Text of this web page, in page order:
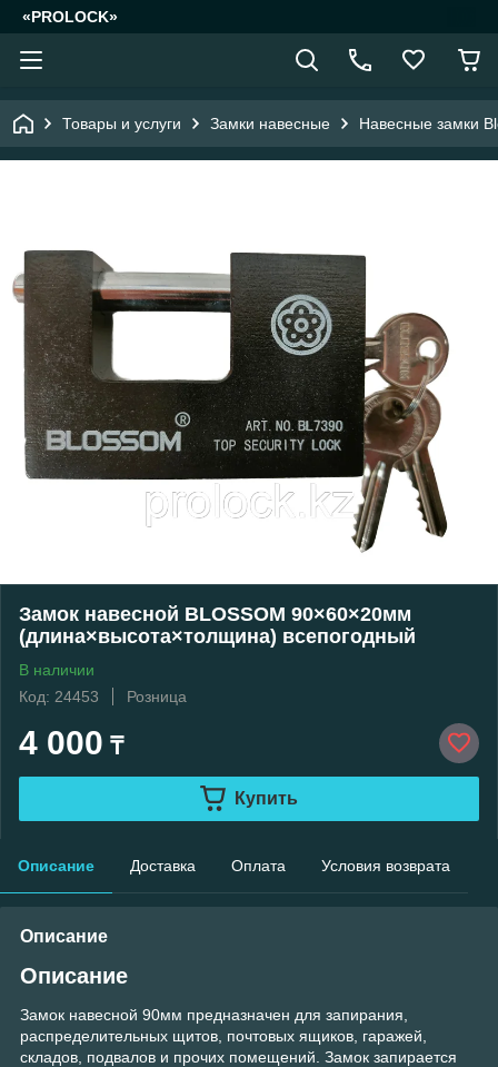
«PROLOCK»
Товары и услуги Замки навесные Навесные замки
Замок навесной BLOSSOM 90×60×20мм
(длина×высота×толщина) всепогодный
В наличии
Код: 24453
Розница
4 000 ₸
Купить
Описание Доставка Оплата Условия возврата
Описание
Описание
Замок навесной 90мм предназначен для запирания,
распределительных щитов, почтовых ящиков, гаражей,
складов, подвалов и прочих помещений. Замок запирается